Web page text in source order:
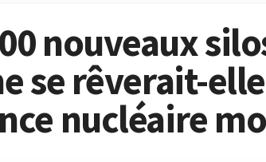
nouveaux
se rêverait-
nucléaire